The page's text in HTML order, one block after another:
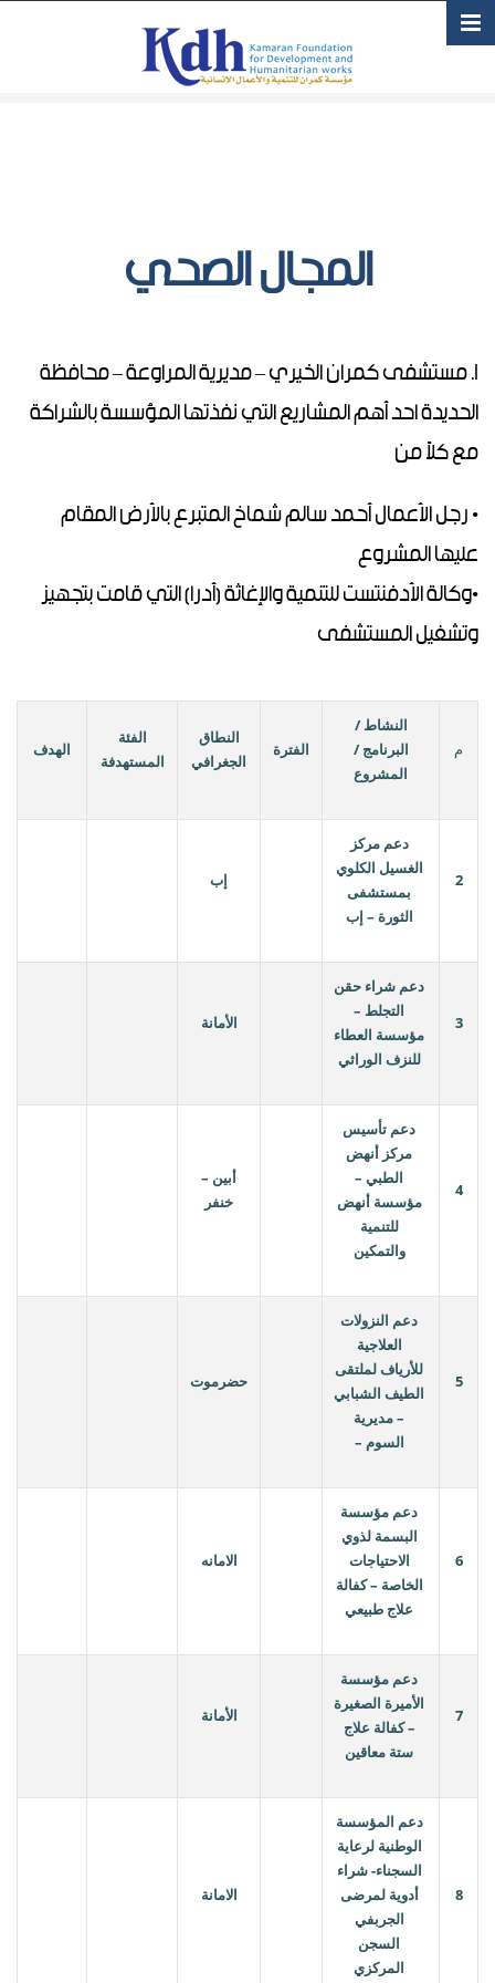
تجاوز إلى المحتوى الرئيسي
المجال الصحي
1. مستشفى كمران الخيري – مديرية المراوعة – محافظة
الحديدة احد أهم المشاريع التي نفذتها المؤسسة بالشراكة
مع كلاً من
• رجل الأعمال أحمد سالم شماخ المتبرع بالأرض المقام
عليها المشروع
•وكالة الأدفنتست للتنمية والإغاثة (أدرا) التي قامت بتجهيز
وتشغيل المستشفى
م
النشاط /
البرنامج /
المشروع
الفترة
النطاق
الجغرافي
الفئة
المستهدفة
الهدف
2
دعم مركز
الغسيل الكلوي
بمستشفى
الثورة – إب
إب
3
دعم شراء حقن
التجلط –
مؤسسة العطاء
للنزف الوراثي
الأمانة
4
دعم تأسيس
مركز أنهض
الطبي –
مؤسسة أنهض
للتنمية
والتمكين
أبين –
خنفر
5
دعم النزولات
العلاجية
للأرياف لملتقى
الطيف الشبابي
– مديرية
السوم –
حضرموت
6
دعم مؤسسة
البسمة لذوي
الاحتياجات
الخاصة – كفالة
علاج طبيعي
الامانه
7
دعم مؤسسة
الأميرة الصغيرة
– كفالة علاج
ستة معاقين
الأمانة
8
دعم المؤسسة
الوطنية لرعاية
السجناء- شراء
أدوية لمرضى
الجربفي
السجن
المركزي
الامانة